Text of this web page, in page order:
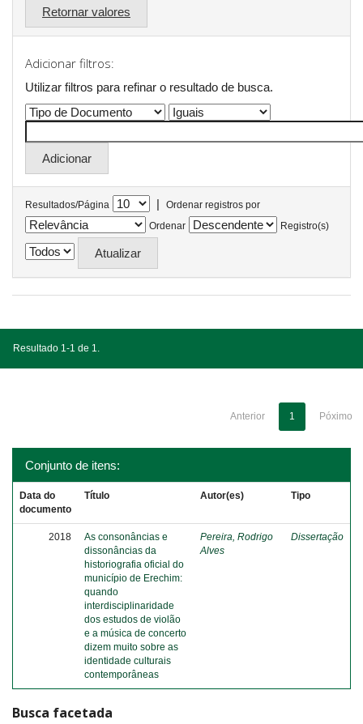
Retornar valores
Adicionar filtros:
Utilizar filtros para refinar o resultado de busca.
Resultados/Página |
Ordenar registros por
Ordenar
Registro(s)
Resultado 1-1 de 1.
Anterior 1 Póximo
Conjunto de itens:
Data do
documento
Título Autor(es) Tipo
2018
As consonâncias e
dissonâncias da
historiografia oficial do
município de Erechim:
quando
interdisciplinaridade
dos estudos de violão
e a música de concerto
dizem muito sobre as
identidade culturais
contemporâneas
Pereira, Rodrigo
Alves
Dissertação
Busca facetada